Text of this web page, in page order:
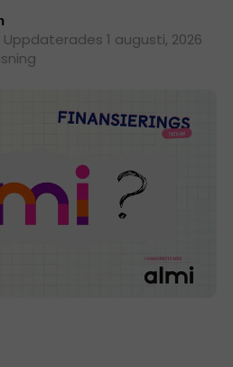
Uppdaterades 1 augusti, 2026